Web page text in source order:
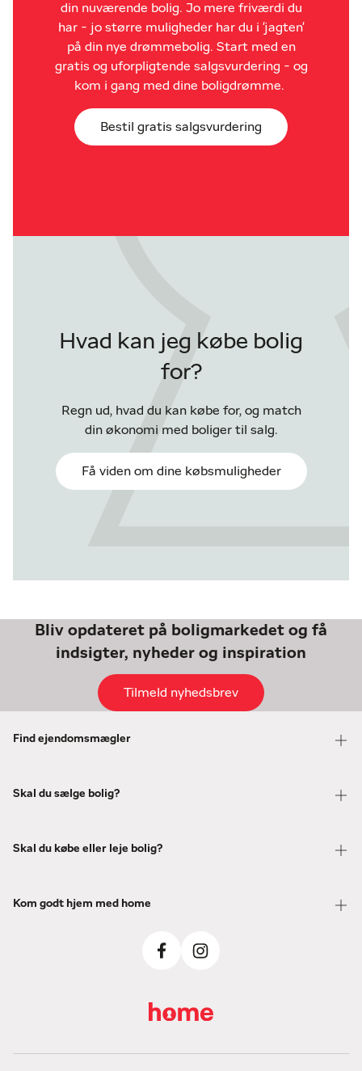
din nuværende bolig. Jo mere friværdi du
har - jo større muligheder har du i 'jagten'
på din nye drømmebolig. Start med en
gratis og uforpligtende salgsvurdering - og
kom i gang med dine boligdrømme.
Bestil gratis salgsvurdering
Hvad kan jeg købe bolig
for?
Regn ud, hvad du kan købe for, og match
din økonomi med boliger til salg.
Få viden om dine købsmuligheder
Bliv opdateret på boligmarkedet og få
indsigter, nyheder og inspiration
Tilmeld nyhedsbrev
Find ejendomsmægler
Skal du sælge bolig?
Skal du købe eller leje bolig?
Kom godt hjem med home